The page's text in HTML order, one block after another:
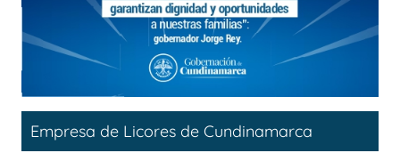
Empresa de Licores de Cundinamarca